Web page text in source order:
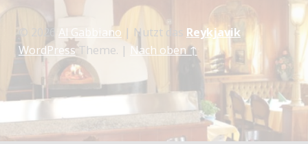
© 2026 Al Gabbiano | Nutzt das Reykjavik
WordPressTheme. | Nach oben ↑